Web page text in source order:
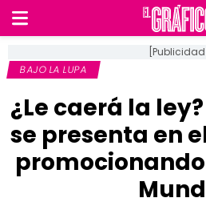
[Publicidad]
BAJO LA LUPA
¿Le caerá la
se presenta en